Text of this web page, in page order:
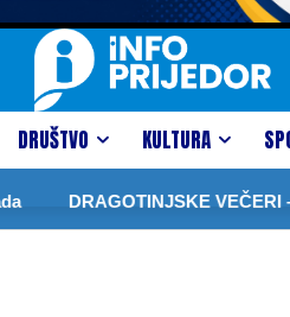
DRUŠTVO KULTURA
DRAGOTINJSKE VEČERI –